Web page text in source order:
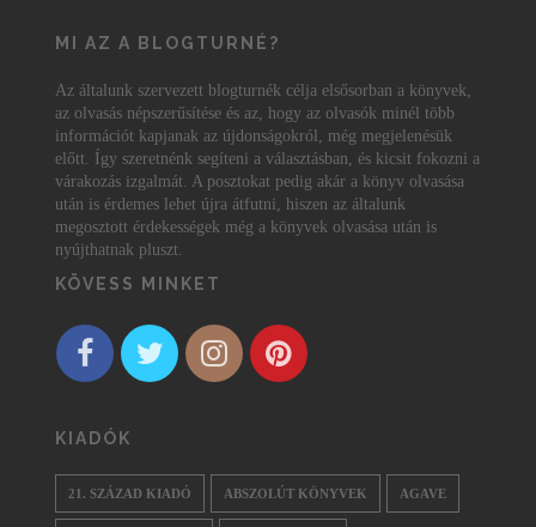
MI AZ A BLOGTURNÉ?
Az általunk szervezett blogturnék célja elsősorban a könyvek,
az olvasás népszerűsítése és az, hogy az olvasók minél több
információt kapjanak az újdonságokról, még megjelenésük
előtt. Így szeretnénk segíteni a választásban, és kicsit fokozni a
várakozás izgalmát. A posztokat pedig akár a könyv olvasása
után is érdemes lehet újra átfutni, hiszen az általunk
megosztott érdekességek még a könyvek olvasása után is
nyújthatnak pluszt.
KÖVESS MINKET
KIADÓK
21. SZÁZAD KIADÓ ABSZOLÚT KÖNYVEK AGAVE